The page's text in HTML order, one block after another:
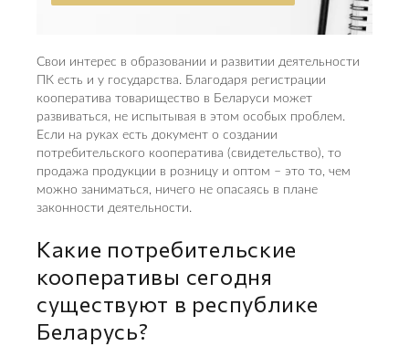
Свои интерес в образовании и развитии деятельности
ПК есть и у государства. Благодаря регистрации
кооператива товарищество в Беларуси может
развиваться, не испытывая в этом особых проблем.
Если на руках есть документ о создании
потребительского кооператива (свидетельство), то
продажа продукции в розницу и оптом – это то, чем
можно заниматься, ничего не опасаясь в плане
законности деятельности.
Какие потребительские
кооперативы сегодня
существуют в республике
Беларусь?